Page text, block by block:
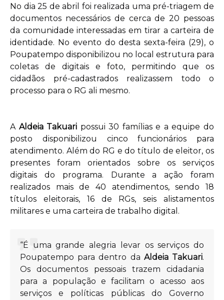
No dia 25 de abril foi realizada uma pré-triagem de
documentos necessários de cerca de 20 pessoas
da comunidade interessadas em tirar a carteira de
identidade. No evento do desta sexta-feira (29), o
Poupatempo disponibilizou no local estrutura para
coletas de digitais e foto, permitindo que os
cidadãos pré-cadastrados realizassem todo o
processo para o RG ali mesmo.
AAldeia Takuari possui 30 famílias e a equipe do
posto disponibilizou cinco funcionários para
atendimento. Além do RG e do título de eleitor, os
presentes foram orientados sobre os serviços
digitais do programa. Durante a ação foram
realizados mais de 40 atendimentos, sendo 18
títulos eleitorais, 16 de RGs, seis alistamentos
militares e uma carteira de trabalho digital.
“É uma grande alegria levar os serviços do
Poupatempo para dentro da Aldeia Takuari.
Os documentos pessoais trazem cidadania
para a população e facilitam o acesso aos
serviços e políticas públicas do Governo